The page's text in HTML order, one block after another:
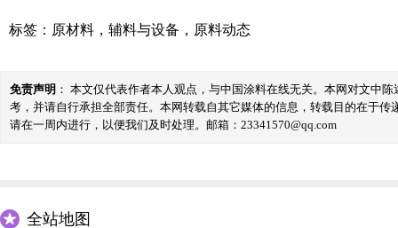
标签： 原材料 ， 辅料与设备 ， 原料动态
免责声明 ： 本文仅代表作者本人观点，与中国涂料在线无关。本网对文中
考，并请自行承担全部责任。本网转载自其它媒体的信息，转载目的在于
请在一周内进行，以便我们及时处理。邮箱：23341570@qq.com
全站地图